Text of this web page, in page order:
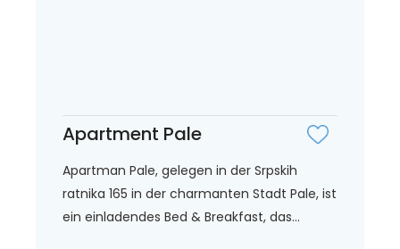
Apartment Pale
Apartman Pale, gelegen in der Srpskih
ratnika 165 in der charmanten Stadt Pale, ist
ein einladendes Bed & Breakfast, das...